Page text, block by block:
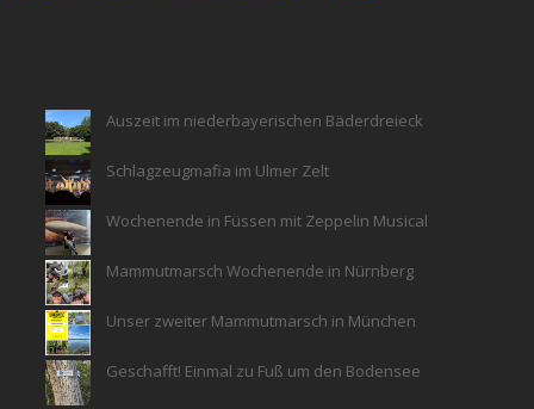
Auszeit im niederbayerischen Bäderdreieck
Schlagzeugmafia im Ulmer Zelt
Wochenende in Füssen mit Zeppelin Musical
Mammutmarsch Wochenende in Nürnberg
Unser zweiter Mammutmarsch in München
Geschafft! Einmal zu Fuß um den Bodensee